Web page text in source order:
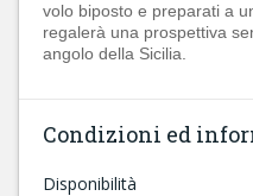
volo biposto e preparati a
regalerà una prospettiva
angolo della Sicilia.
Condizioni ed
Disponibilità